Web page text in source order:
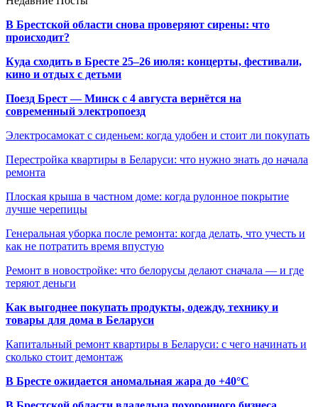
В Брестской области снова проверяют сирены: что
происходит?
Куда сходить в Бресте 25–26 июля: концерты, фестивали,
кино и отдых с детьми
Поезд Брест — Минск с 4 августа вернётся на
современный электропоезд
Электросамокат с сиденьем: когда удобен и стоит ли покупать
Перестройка квартиры в Беларуси: что нужно знать до начала
ремонта
Плоская крыша в частном доме: когда рулонное покрытие
лучше черепицы
Генеральная уборка после ремонта: когда делать, что учесть и
как не потратить время впустую
Ремонт в новостройке: что белорусы делают сначала — и где
теряют деньги
Как выгоднее покупать продукты, одежду, технику и
товары для дома в Беларуси
Капитальный ремонт квартиры в Беларуси: с чего начинать и
сколько стоит демонтаж
В Бресте ожидается аномальная жара до +40°C